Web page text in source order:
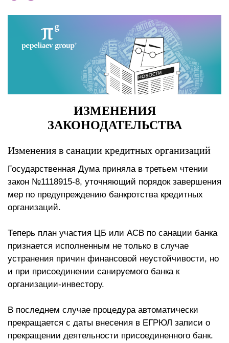
ИЗМЕНЕНИЯ
ЗАКОНОДАТЕЛЬСТВА
Изменения в санации кредитных организаций
Государственная Дума приняла в третьем чтении
закон №1118915-8, уточняющий порядок завершения
мер по предупреждению банкротства кредитных
организаций.
Теперь план участия ЦБ или АСВ по санации банка
признается исполненным не только в случае
устранения причин финансовой неустойчивости, но
и при присоединении санируемого банка к
организации-инвестору.
В последнем случае процедура автоматически
прекращается с даты внесения в ЕГРЮЛ записи о
прекращении деятельности присоединенного банк.